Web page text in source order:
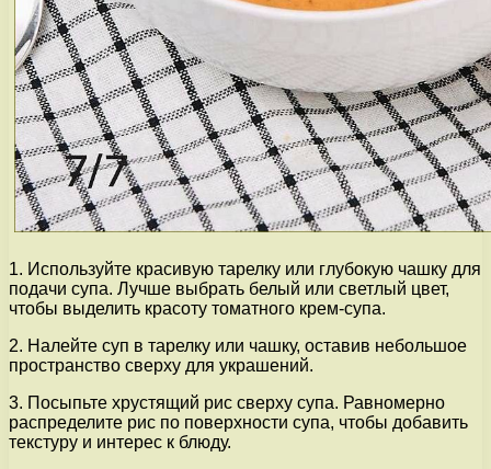
1. Используйте красивую тарелку или глубокую чашку для
подачи супа. Лучше выбрать белый или светлый цвет,
чтобы выделить красоту томатного крем-супа.
2. Налейте суп в тарелку или чашку, оставив небольшое
пространство сверху для украшений.
3. Посыпьте хрустящий рис сверху супа. Равномерно
распределите рис по поверхности супа, чтобы добавить
текстуру и интерес к блюду.